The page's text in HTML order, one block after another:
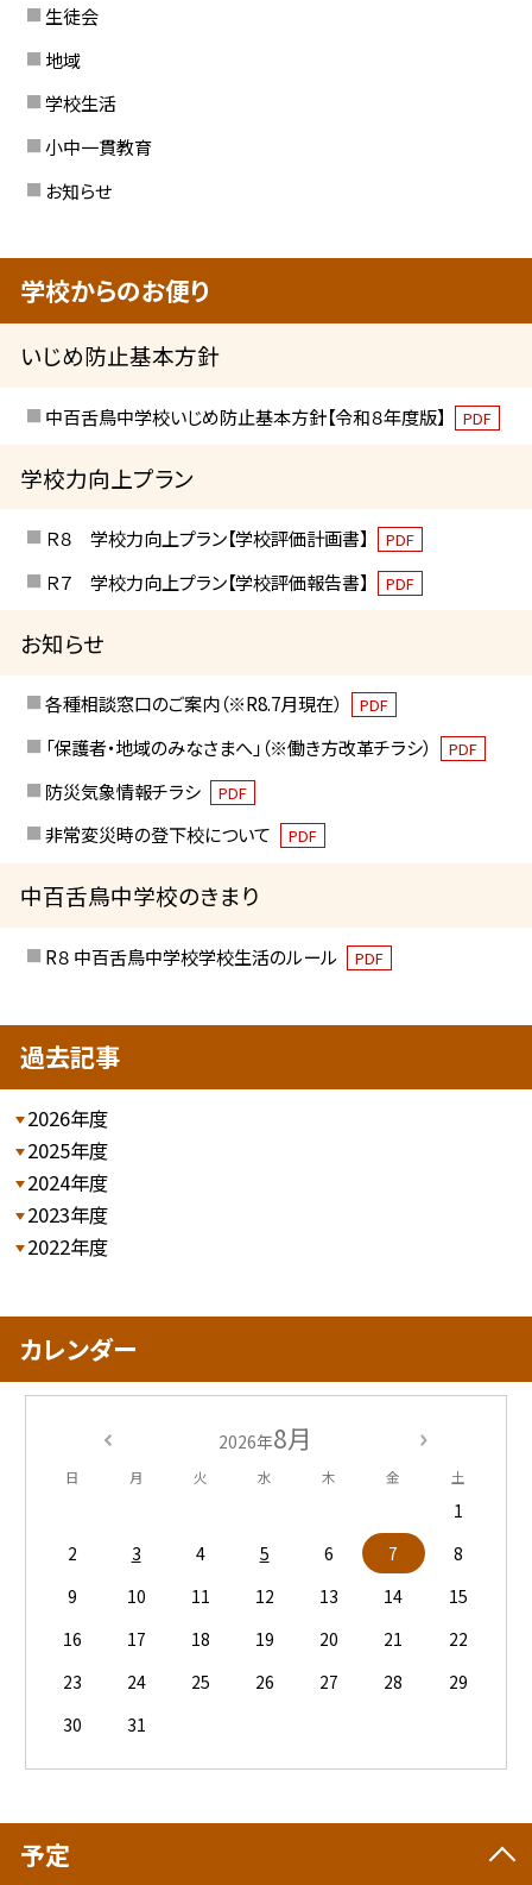
生徒会
地域
学校生活
小中一貫教育
お知らせ
学校からのお便り
いじめ防止基本方針
中百舌鳥中学校いじめ防止基本方針【令和８年度版】 PDF
学校力向上プラン
Ｒ８ 学校力向上プラン【学校評価計画書】 PDF
Ｒ７ 学校力向上プラン【学校評価報告書】 PDF
お知らせ
各種相談窓口のご案内（※R8.7月現在） PDF
「保護者・地域のみなさまへ」（※働き方改革チラシ） PDF
防災気象情報チラシ PDF
非常変災時の登下校について PDF
中百舌鳥中学校のきまり
R８ 中百舌鳥中学校学校生活のルール PDF
過去記事
2026年度
2025年度
2024年度
2023年度
2022年度
カレンダー
2026年8月
日 月 火 水 木 金 土
1
2
3 4 5 6 7
8
9
10 11 12 13 14
15
16
17 18 19 20 21
22
23
24 25 26 27 28
29
30
31
予定